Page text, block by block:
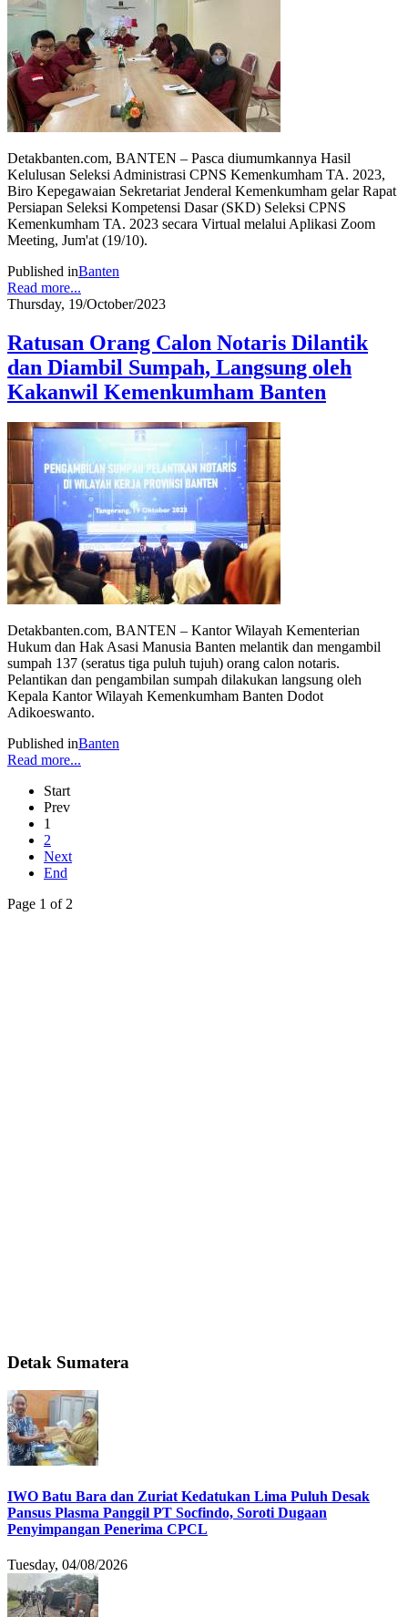
Detakbanten.com, BANTEN – Pasca diumumkannya Hasil
Kelulusan Seleksi Administrasi CPNS Kemenkumham TA. 2023,
Biro Kepegawaian Sekretariat Jenderal Kemenkumham gelar Rapat
Persiapan Seleksi Kompetensi Dasar (SKD) Seleksi CPNS
Kemenkumham TA. 2023 secara Virtual melalui Aplikasi Zoom
Meeting, Jum'at (19/10).
Published inBanten
Read more...
Thursday, 19/October/2023
Ratusan Orang Calon Notaris Dilantik
dan Diambil Sumpah, Langsung oleh
Kakanwil Kemenkumham Banten
Detakbanten.com, BANTEN – Kantor Wilayah Kementerian
Hukum dan Hak Asasi Manusia Banten melantik dan mengambil
sumpah 137 (seratus tiga puluh tujuh) orang calon notaris.
Pelantikan dan pengambilan sumpah dilakukan langsung oleh
Kepala Kantor Wilayah Kemenkumham Banten Dodot
Adikoeswanto.
Published inBanten
Read more...
Start
Prev
1
2
Next
End
Page 1 of 2
Detak Sumatera
IWO Batu Bara dan Zuriat Kedatukan Lima Puluh Desak
Pansus Plasma Panggil PT Socfindo, Soroti Dugaan
Penyimpangan Penerima CPCL
Tuesday, 04/08/2026